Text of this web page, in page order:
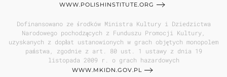
WWW.POLISHINSTITUTE.ORG
Dofinansowano ze środków Ministra Kultury i Dziedzictwa
Narodowego pochodzących z Funduszu Promocji Kultury,
uzyskanych z dopłat ustanowionych w grach objętych monopolem
państwa, zgodnie z art. 80 ust. 1 ustawy z dnia 19
listopada 2009 r. o grach hazardowych
WWW.MKIDN.GOV.PL